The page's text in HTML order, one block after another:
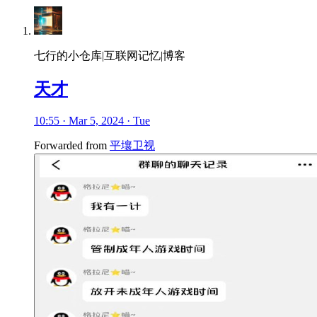
七行的小仓库|互联网记忆|博客
天才
10:55 · Mar 5, 2024 · Tue
Forwarded from 平壤卫视